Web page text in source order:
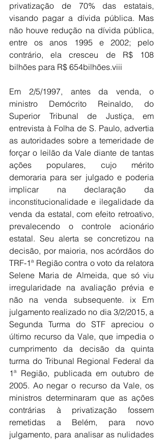
privatização de 70% das estatais,
visando pagar a dívida pública. Mas
não houve redução na dívida pública,
entre os anos 1995 e 2002; pelo
contrário, ela cresceu de R$ 108
bilhões para R$ 654bilhões.viii
Em 2/5/1997, antes da venda, o
ministro Demócrito Reinaldo, do
Superior Tribunal de Justiça, em
entrevista à Folha de S. Paulo, advertia
as autoridades sobre a temeridade de
forçar o leilão da Vale diante de tantas
ações populares, cujo mérito
demoraria para ser julgado e poderia
implicar na declaração da
inconstitucionalidade e ilegalidade da
venda da estatal, com efeito retroativo,
prevalecendo o controle acionário
estatal. Seu alerta se concretizou na
decisão, por maioria, nos acórdãos do
TRF-1ª Região contra o voto da relatora
Selene Maria de Almeida, que só viu
irregularidade na avaliação prévia e
não na venda subsequente. ix Em
julgamento realizado no dia 3/2/2015, a
Segunda Turma do STF apreciou o
último recurso da Vale, que impedia o
cumprimento da decisão da quinta
turma do Tribunal Regional Federal da
1ª Região, publicada em outubro de
2005. Ao negar o recurso da Vale, os
ministros determinaram que as ações
contrárias à privatização fossem
remetidas a Belém, para novo
julgamento, para analisar as nulidades